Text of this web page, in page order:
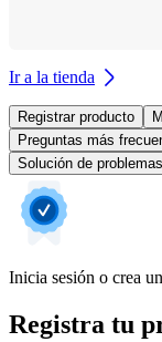
Ir a la tienda
Registrar producto
Preguntas más
Solución de problemas
Inicia sesión o crea
Registra tu